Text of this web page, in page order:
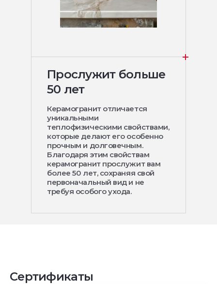
Прослужит больше
50 лет
Керамогранит отличается
уникальными
теплофизическими свойствами,
которые делают его особенно
прочным и долговечным.
Благодаря этим свойствам
керамогранит прослужит вам
более 50 лет, сохраняя свой
первоначальный вид и не
требуя особого ухода.
Сертификаты